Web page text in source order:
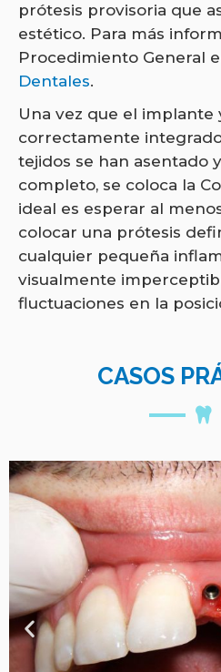
prótesis provisoria que
estético. Para más
Procedimiento General
Dentales.
Una vez que el implante
correctamente
tejidos se han asentado
completo, se coloca la
ideal es esperar al
colocar una prótesis
cualquier pequeña
visualmente
fluctuaciones en la
CASOS